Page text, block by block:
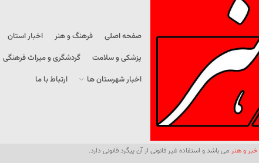
صفحه اصلی فرهنگ و هنر اخبار استان
پزشکی و سلامت
گردشگری و میراث فرهنگی
اخبار شهرستان ها
ارتباط با ما
خبر و هنر می باشد و استفاده غیر قانونی از آن پیگرد قانونی دارد.